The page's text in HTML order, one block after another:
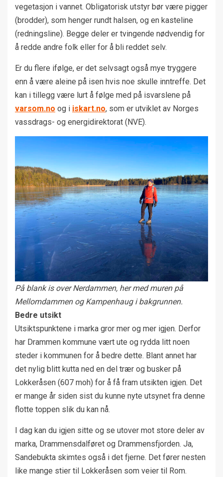
vegetasjon i vannet. Obligatorisk utstyr bør være pigger
(brodder), som henger rundt halsen, og en kasteline
(redningsline). Begge deler er tvingende nødvendig for
å redde andre folk eller for å bli reddet selv.
Er du flere ifølge, er det selvsagt også mye tryggere
enn å være aleine på isen hvis noe skulle inntreffe. Det
kan i tillegg være lurt å følge med på isvarslene på
varsom.no og i iskart.no, som er utviklet av Norges
vassdrags- og energidirektorat (NVE).
På blank is over Nerdammen, her med muren på
Mellomdammen og Kampenhaug i bakgrunnen.
Bedre utsikt
Utsiktspunktene i marka gror mer og mer igjen. Derfor
har Drammen kommune vært ute og rydda litt noen
steder i kommunen for å bedre dette. Blant annet har
det nylig blitt kutta ned en del trær og busker på
Lokkeråsen (607 moh) for å få fram utsikten igjen. Det
er mange år siden sist du kunne nyte utsynet fra denne
flotte toppen slik du kan nå.
I dag kan du igjen sitte og se utover mot store deler av
marka, Drammensdalføret og Drammensfjorden. Ja,
Sandebukta skimtes også i det fjerne. Det fører nesten
like mange stier til Lokkeråsen som veier til Rom.